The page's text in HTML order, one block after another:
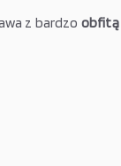
z bardzo obfitą